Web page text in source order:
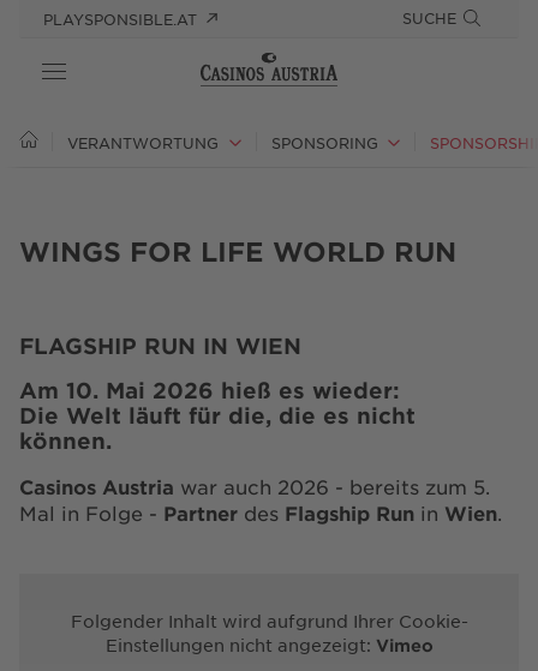
PLAYSPONSIBLE.AT SUCHE
ÜBER UNS
PRESSE
VERANTWORTUNG SPONSORING
WINGS FOR LIFE WORLD RUN
FLAGSHIP RUN IN WIEN
Am 10. Mai 2026 hieß es wieder:
Die Welt läuft für die, die es nicht
können.
Casinos Austria war auch 2026 - bereits zum 5.
Mal in Folge - Partner des Flagship Run in Wien.
Folgender Inhalt wird aufgrund Ihrer Cookie-
Einstellungen nicht angezeigt: Vimeo